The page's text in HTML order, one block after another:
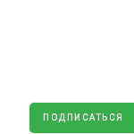
ПОДПИСАТЬСЯ